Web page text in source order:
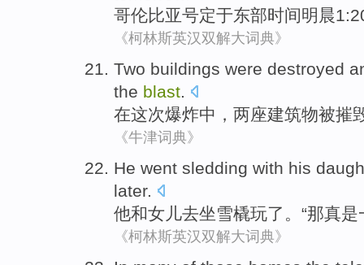
哥伦比亚号定于东部时间明晨
《柯林斯英汉双解大词典》
Two buildings were destroyed
the blast.
在这次爆炸中， 两座建筑物被摧
《牛津词典》
He went sledding with his
later.
他和女儿去坐雪橇玩了。“那真是
《柯林斯英汉双解大词典》